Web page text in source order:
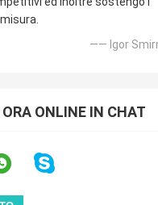
—— Igor
ONLINE IN CHAT